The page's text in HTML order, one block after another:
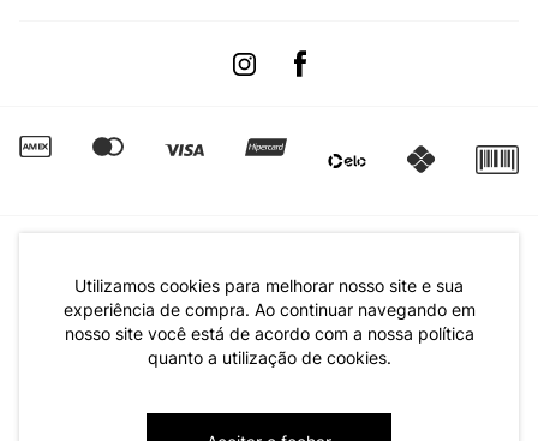
Utilizamos cookies para melhorar nosso site e sua
experiência de compra. Ao continuar navegando em
nosso site você está de acordo com a nossa política
quanto a utilização de cookies.
Regulamento de Promoções
Canal de Denúncias | Ética